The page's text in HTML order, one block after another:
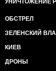
УНИЧТОЖЕНИЕ
ОБСТРЕЛ
ЗЕЛЕНСКИЙ
КИЕВ
ДРОНЫ